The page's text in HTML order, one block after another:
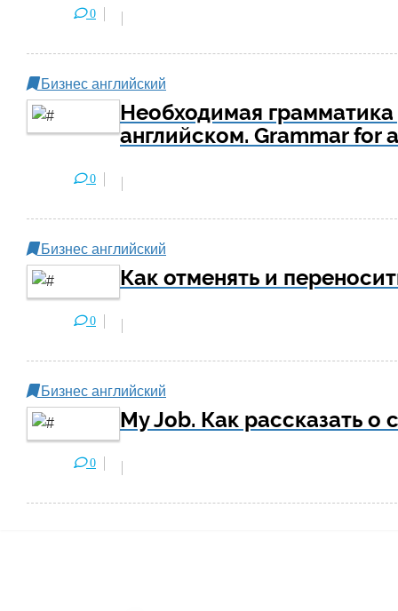
0
Бизнес английский
Необходимая
английском. Grammar for
0
Бизнес английский
Как отменять и
0
Бизнес английский
My Job. Как рассказать о
0